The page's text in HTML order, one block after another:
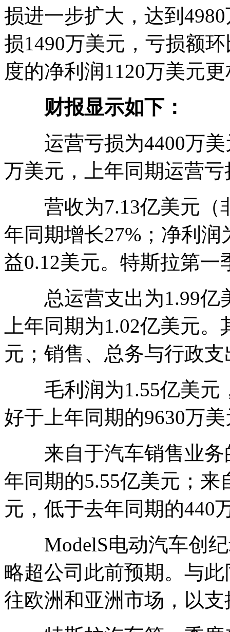
损进一步扩大，达到
损1490万美元，亏损额
度的净利润1120万美元
财报显示如下：
运营亏损为4400万美
万美元，上年同期运营
营收为7.13亿美元（
年同期增长27%；净利
益0.12美元。特斯拉第
总运营支出为1.99亿
上年同期为1.02亿美元
元；销售、总务与行政
毛利润为1.55亿美元
好于上年同期的9630万
来自于汽车销售业务
年同期的5.55亿美元；
元，低于去年同期的440
ModelS电动汽车创纪
略超公司此前预期。与
往欧洲和亚洲市场，以